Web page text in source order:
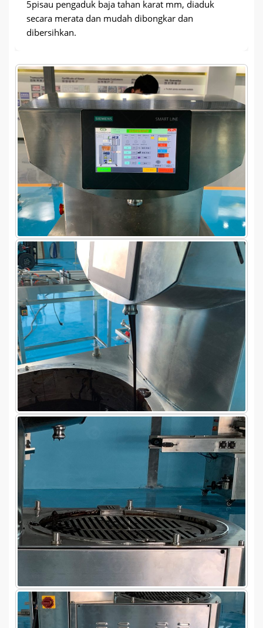
5pisau pengaduk baja tahan karat mm, diaduk
secara merata dan mudah dibongkar dan
dibersihkan.